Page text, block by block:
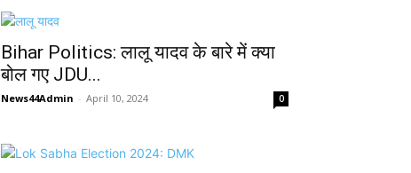
Bihar Politics: लालू यादव के बारे में क्या
बोल गए JDU...
News44Admin - April 10, 2024 0